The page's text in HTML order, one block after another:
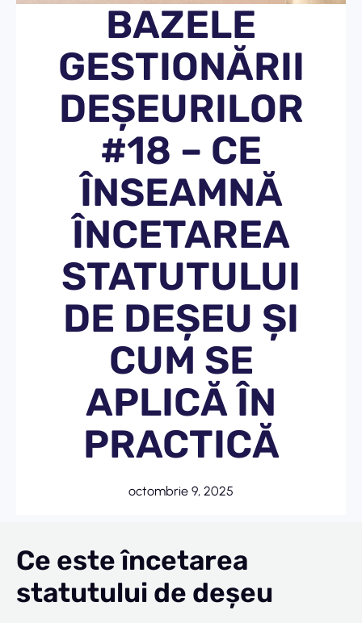
BAZELE
GESTIONĂRII
DEȘEURILOR
#18 – CE
ÎNSEAMNĂ
ÎNCETAREA
STATUTULUI
DE DEȘEU ȘI
CUM SE
APLICĂ ÎN
PRACTICĂ
octombrie 9, 2025
Ce este încetarea
statutului de deșeu